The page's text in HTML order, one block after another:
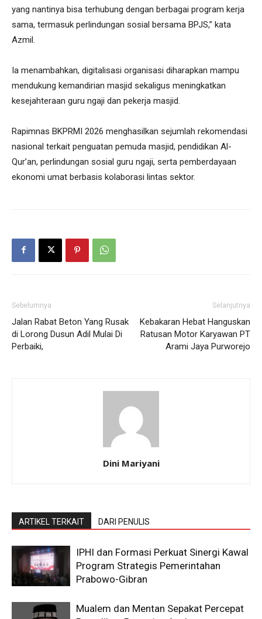
yang nantinya bisa terhubung dengan berbagai program kerja
sama, termasuk perlindungan sosial bersama BPJS,” kata
Azmil.
Ia menambahkan, digitalisasi organisasi diharapkan mampu
mendukung kemandirian masjid sekaligus meningkatkan
kesejahteraan guru ngaji dan pekerja masjid.
Rapimnas BKPRMI 2026 menghasilkan sejumlah rekomendasi
nasional terkait penguatan pemuda masjid, pendidikan Al-
Qur’an, perlindungan sosial guru ngaji, serta pemberdayaan
ekonomi umat berbasis kolaborasi lintas sektor.
Sebelumnya
Jalan Rabat Beton Yang Rusak
di Lorong Dusun Adil Mulai Di
Perbaiki,
Selanjutnya
Kebakaran Hebat Hanguskan
Ratusan Motor Karyawan PT
Arami Jaya Purworejo
Dini Mariyani
ARTIKEL TERKAIT DARI PENULIS
IPHI dan Formasi Perkuat Sinergi Kawal
Program Strategis Pemerintahan
Prabowo-Gibran
Mualem dan Mentan Sepakat Percepat